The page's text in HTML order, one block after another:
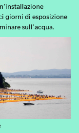
giorni di esposizione
sull'acqua.